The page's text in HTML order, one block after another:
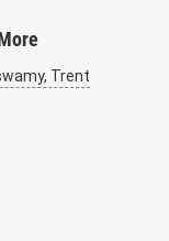
Trent